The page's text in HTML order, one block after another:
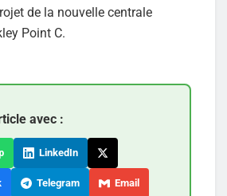
de la nouvelle centrale
Point C.
avec :
LinkedIn
Telegram Email